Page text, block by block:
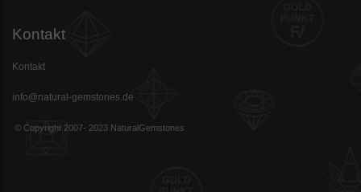
Kontakt
Kontakt
info@natural-gemstones.de
© Copyright 2007- 2023 NaturalGemstones